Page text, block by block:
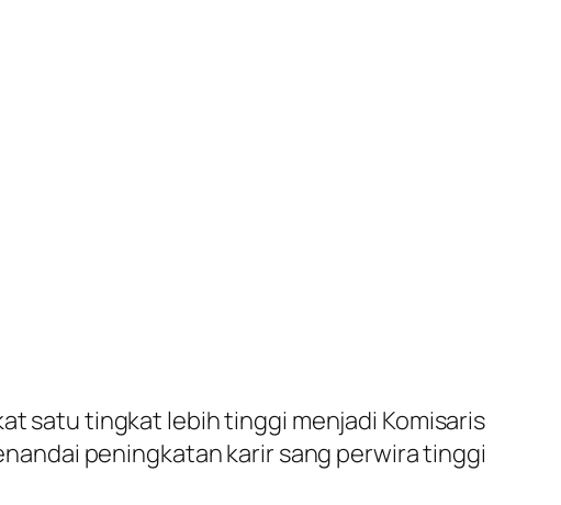
satu tingkat lebih tinggi menjadi Komisaris
peningkatan karir sang perwira tinggi